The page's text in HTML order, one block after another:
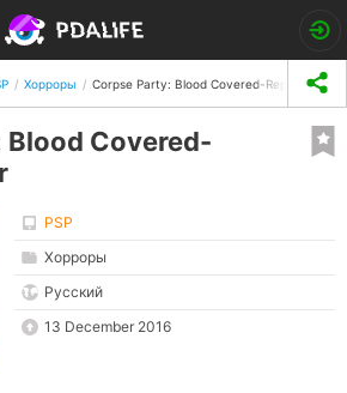
Хорроры Corpse Party: Blood Covered-Repeated
Covered-
PSP
Хорроры
Русский
13 December 2016